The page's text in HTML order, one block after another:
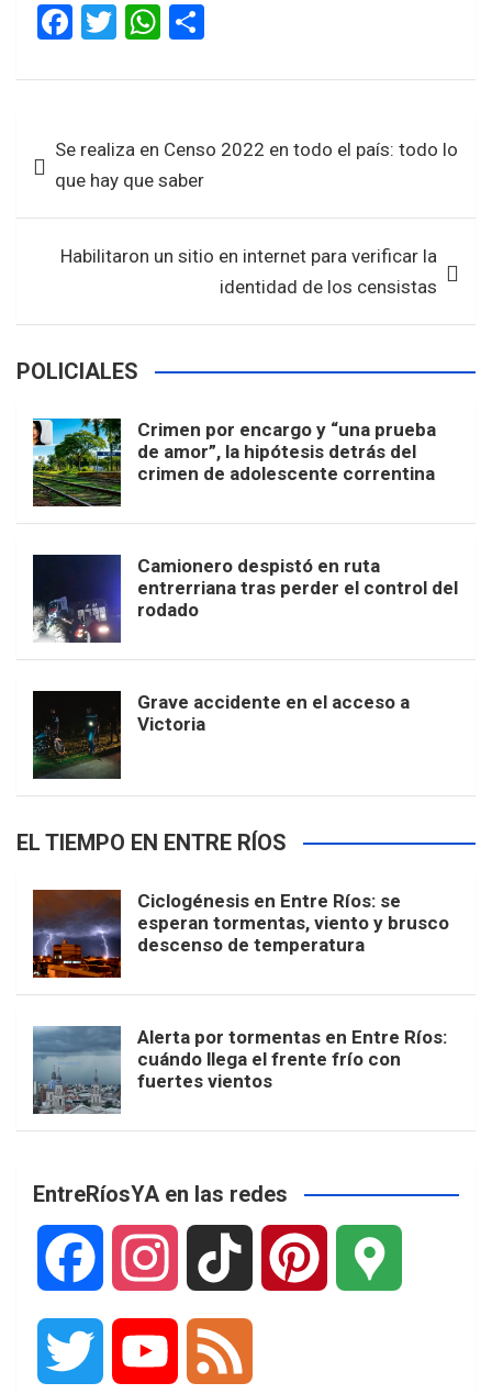
F
ce
o
o
k
T
tt
W
at
A
p
p
ar
de
entradas
Se realiza en Censo 2022 en todo el país: todo lo
que hay que saber
Habilitaron un sitio en internet para verificar la
identidad de los censistas
POLICIALES
Crimen por encargo y “una prueba
de amor”, la hipótesis detrás del
crimen de adolescente correntina
Camionero despistó en ruta
entrerriana tras perder el control del
rodado
Grave accidente en el acceso a
Victoria
EL TIEMPO EN ENTRE RÍOS
Ciclogénesis en Entre Ríos: se
esperan tormentas, viento y brusco
descenso de temperatura
Alerta por tormentas en Entre Ríos:
cuándo llega el frente frío con
fuertes vientos
EntreRíosYA en las redes